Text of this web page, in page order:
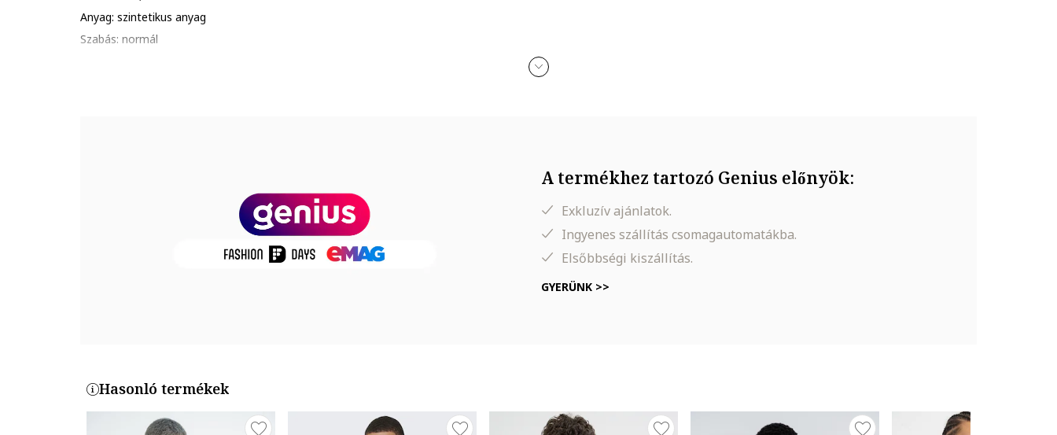
Anyag: szintetikus anyag
Szabás: normál
A termékhez tartozó Genius előnyök:
Exkluzív ajánlatok.
Ingyenes szállítás csomagautomatákba.
Elsőbbségi kiszállítás.
GYERÜNK >>
Hasonló termékek